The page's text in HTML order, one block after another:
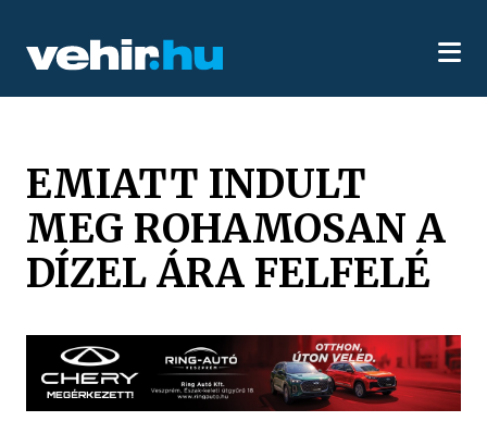
EMIATT INDULT
MEG ROHAMOSAN A
DÍZEL ÁRA FELFELÉ